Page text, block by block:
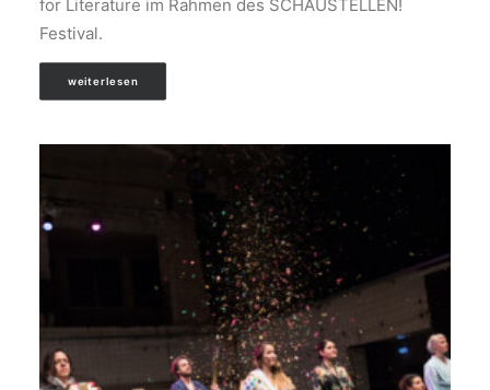
for Literature im Rahmen des SCHAUSTELLEN!
Festival.
weiterlesen